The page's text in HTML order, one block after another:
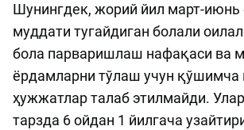
Шунингдек, жорий йил март-июнь
муддати тугайдиган болали
бола парваришлаш нафақаси ва
ёрдамларни тўлаш учун қўшимча
ҳужжатлар талаб этилмайди.
тарзда 6 ойдан 1 йилгача